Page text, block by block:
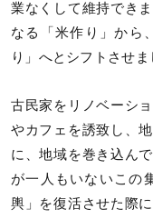
業なくして維持でき
なる「米作り」から
り」へとシフトさせま
古民家をリノベーシ
やカフェを誘致し、
に、地域を巻き込ん
が一人もいないこの
輿」を復活させた際